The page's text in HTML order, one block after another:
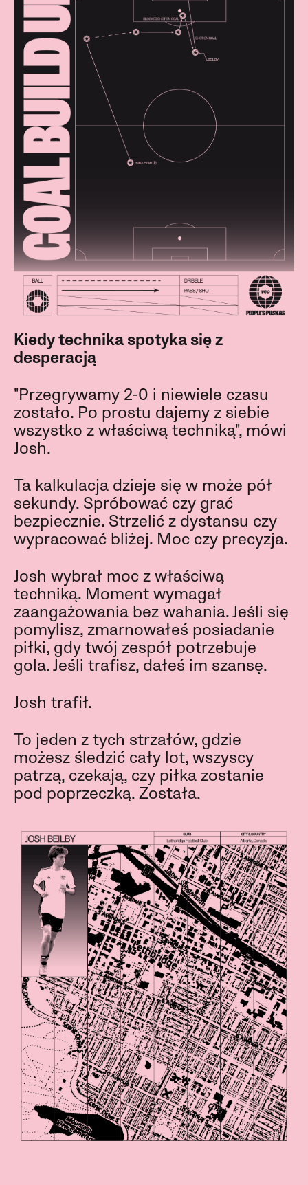
Kiedy technika spotyka się z
desperacją
"Przegrywamy 2-0 i niewiele czasu
zostało. Po prostu dajemy z siebie
wszystko z właściwą techniką", mówi
Josh.
Ta kalkulacja dzieje się w może pół
sekundy. Spróbować czy grać
bezpiecznie. Strzelić z dystansu czy
wypracować bliżej. Moc czy precyzja.
Josh wybrał moc z właściwą
techniką. Moment wymagał
zaangażowania bez wahania. Jeśli się
pomylisz, zmarnowałeś posiadanie
piłki, gdy twój zespół potrzebuje
gola. Jeśli trafisz, dałeś im szansę.
Josh trafił.
To jeden z tych strzałów, gdzie
możesz śledzić cały lot, wszyscy
patrzą, czekają, czy piłka zostanie
pod poprzeczką. Została.